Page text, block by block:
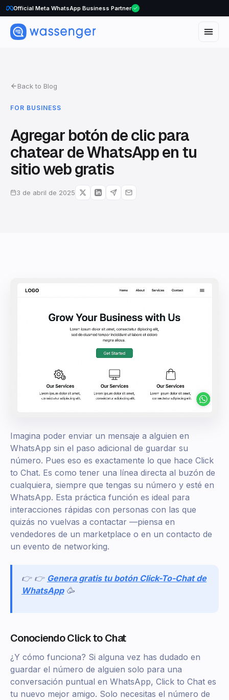
Official Meta WhatsApp Business Partner
WhatsApp Voice Calls are here
Back to Blog
FOR BUSINESS
Agregar botón de clic para
chatear de WhatsApp en tu
sitio web gratis
3 de abril de 2025
Imagina poder enviar un mensaje a alguien en
WhatsApp sin el paso adicional de guardar su
número. Pues eso es exactamente lo que hace Click
to Chat. Es como tener una línea directa al buzón de
cualquiera, siempre que tengas su número y esté en
WhatsApp. Esta práctica función es ideal para
interacciones rápidas con personas con las que
quizás no vuelvas a contactar —piensa en
vendedores de un marketplace o en un contacto de
un evento de networking.
👉 👉 Genera gratis tu botón Click-To-Chat de
WhatsApp🥳
Conociendo Click to Chat
¿Y cómo funciona? Si alguna vez has dudado en
guardar el número de alguien solo para una
conversación puntual en WhatsApp, Click to Chat es
tu nuevo mejor amigo. Solo necesitas el número de